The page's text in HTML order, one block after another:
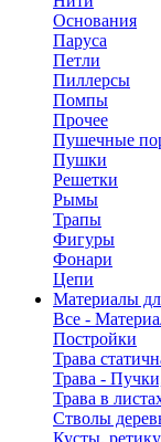
Основания
Паруса
Петли
Пиллерсы
Помпы
Прочее
Пушечные
Пушки
Решетки
Рымы
Трапы
Фигуры
Фонари
Цепи
Материалы
Все -
Постройки
Трава
Трава -
Трава в
Стволы
Кусты,